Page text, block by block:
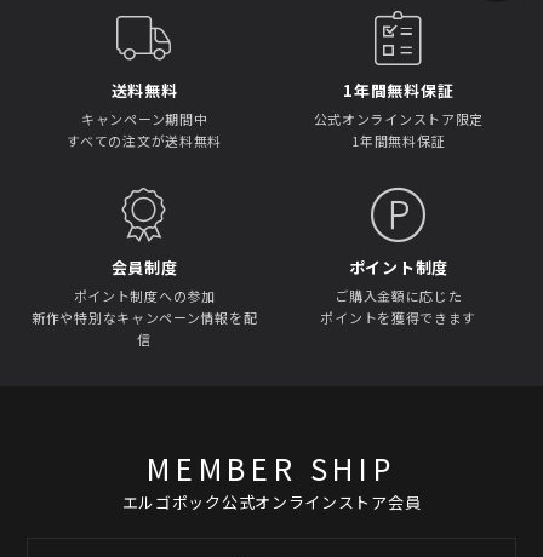
送料無料
キャンペーン期間中
すべての注文が送料無料
1年間無料保証
公式オンラインストア限定
1年間無料保証
会員制度
ポイント制度への参加
新作や特別なキャンペーン情報を配
信
ポイント制度
ご購入金額に応じた
ポイントを獲得できます
MEMBER SHIP
エルゴポック公式オンラインストア会員